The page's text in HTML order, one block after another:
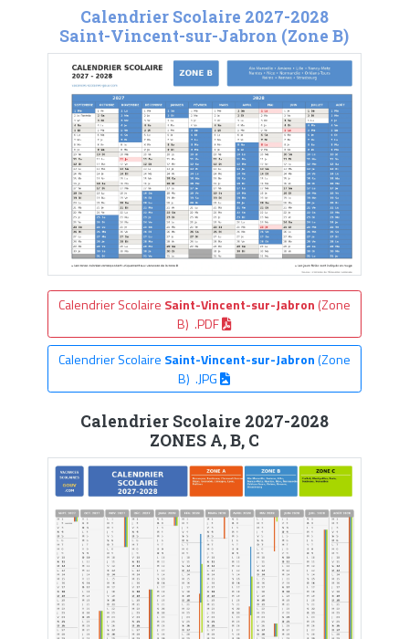
Calendrier Scolaire 2027-2028
Saint-Vincent-sur-Jabron (Zone B)
Calendrier Scolaire Saint-Vincent-sur-Jabron (Zone
B) .PDF
Calendrier Scolaire Saint-Vincent-sur-Jabron(Zone
B) .JPG
Calendrier Scolaire 2027-2028
ZONES A, B, C